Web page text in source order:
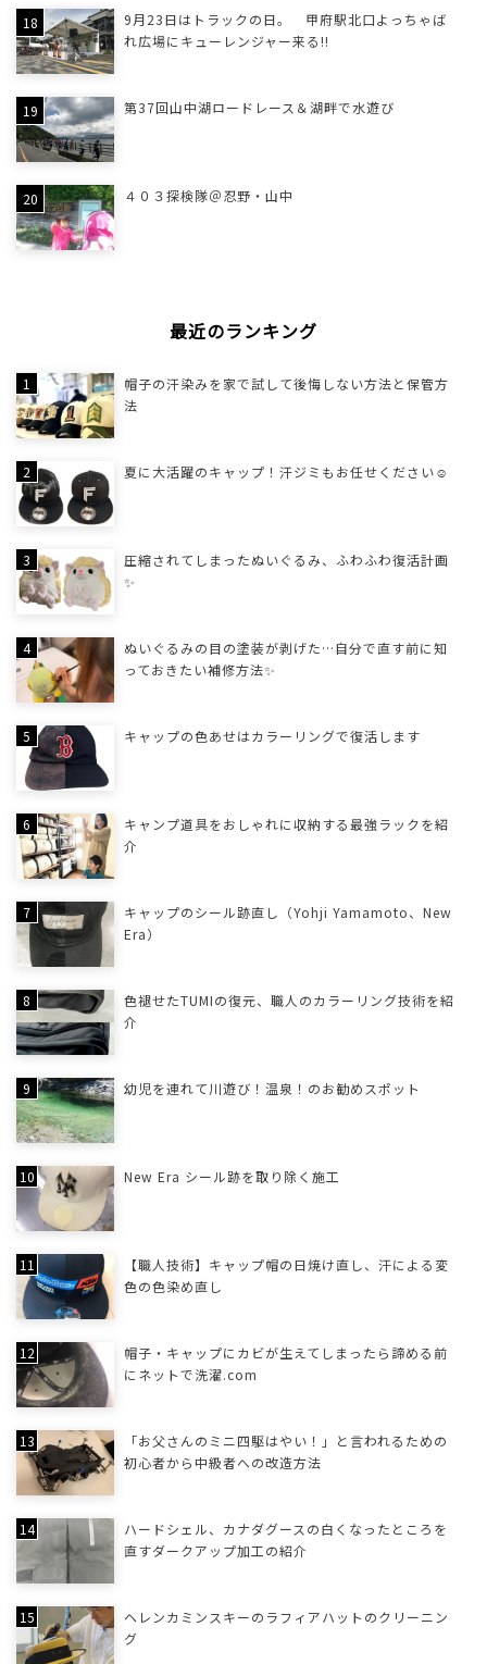
9月23日はトラックの日。 甲府駅北口よっちゃば
れ広場にキューレンジャー来る!!
第37回山中湖ロードレース＆湖畔で水遊び
４０３探検隊＠忍野・山中
最近のランキング
帽子の汗染みを家で試して後悔しない方法と保管方
法
夏に大活躍のキャップ！汗ジミもお任せください☺
圧縮されてしまったぬいぐるみ、ふわふわ復活計画
✨
ぬいぐるみの目の塗装が剥げた…自分で直す前に知
っておきたい補修方法✨
キャップの色あせはカラーリングで復活します
キャンプ道具をおしゃれに収納する最強ラックを紹
介
キャップのシール跡直し（Yohji Yamamoto、New
Era）
色褪せたTUMIの復元、職人のカラーリング技術を紹
介
幼児を連れて川遊び！温泉！のお勧めスポット
New Era シール跡を取り除く施工
【職人技術】キャップ帽の日焼け直し、汗による変
色の色染め直し
帽子・キャップにカビが生えてしまったら諦める前
にネットで洗濯.com
「お父さんのミニ四駆はやい！」と言われるための
初心者から中級者への改造方法
ハードシェル、カナダグースの白くなったところを
直すダークアップ加工の紹介
ヘレンカミンスキーのラフィアハットのクリーニン
グ